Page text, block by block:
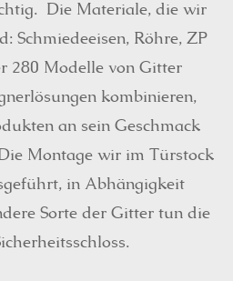
Die Materiale, die wir
Schmiedeeisen, Röhre, ZP
280 Modelle von Gitter
kombinieren,
an sein Geschmack
Montage wir im Türstock
in Abhängigkeit
Sorte der Gitter tun die